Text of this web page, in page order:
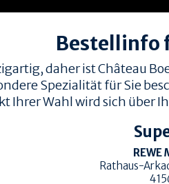
Bestellinfo
daher ist Château
Spezialität für Sie
Ihrer Wahl wird sich
REWE
Rathaus-